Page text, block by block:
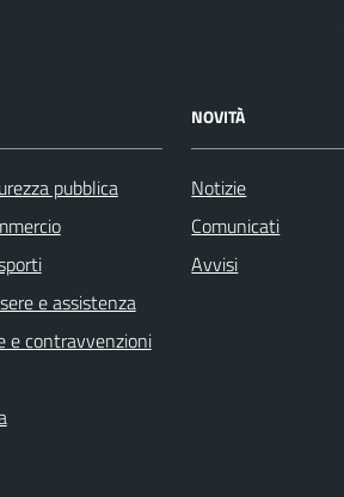
pubblica
e assistenza
e contravvenzioni
NOVITÀ
Notizie
Comunicati
Avvisi